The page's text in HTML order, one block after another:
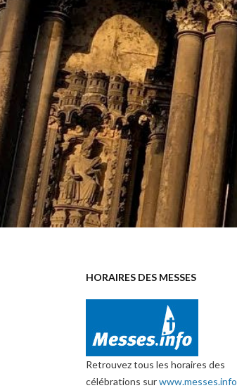
HORAIRES DES MESSES
Retrouvez tous les horaires des
célébrations surwww.messes.info